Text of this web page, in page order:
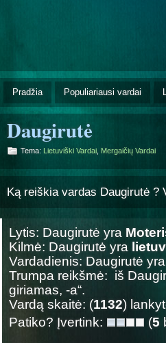
Pradžia Populiariausi vardai
Daugirutė
Tema: Lietuviški Vardai Mergaičių Vardai
Ką reiškia vardas Daugirutė ?
Lytis: Daugirutė yra
Kilmė: Daugirutė yra
Vardadienis: Daugirutė
Trumpa reikšmė: iš
giriamas, -a“.
Vardą skaitė: (1132)
Patiko? Įvertink:
(5